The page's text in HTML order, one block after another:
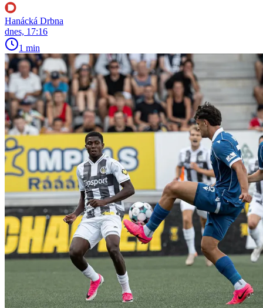
Hanácká Drbna
dnes, 17:16
1 min